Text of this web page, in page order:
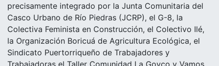
precisamente integrado por la Junta Comunitaria del
Casco Urbano de Río Piedras (JCRP), el G-8, la
Colectiva Feminista en Construcción, el Colectivo Ilé,
la Organización Boricuá de Agricultura Ecológica, el
Sindicato Puertorriqueño de Trabajadores y
Trabajadoras el Taller Comunidad La Goyco y Vamos